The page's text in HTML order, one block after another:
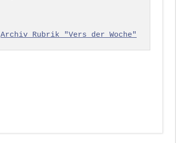
Archiv Rubrik "Vers der Woche"